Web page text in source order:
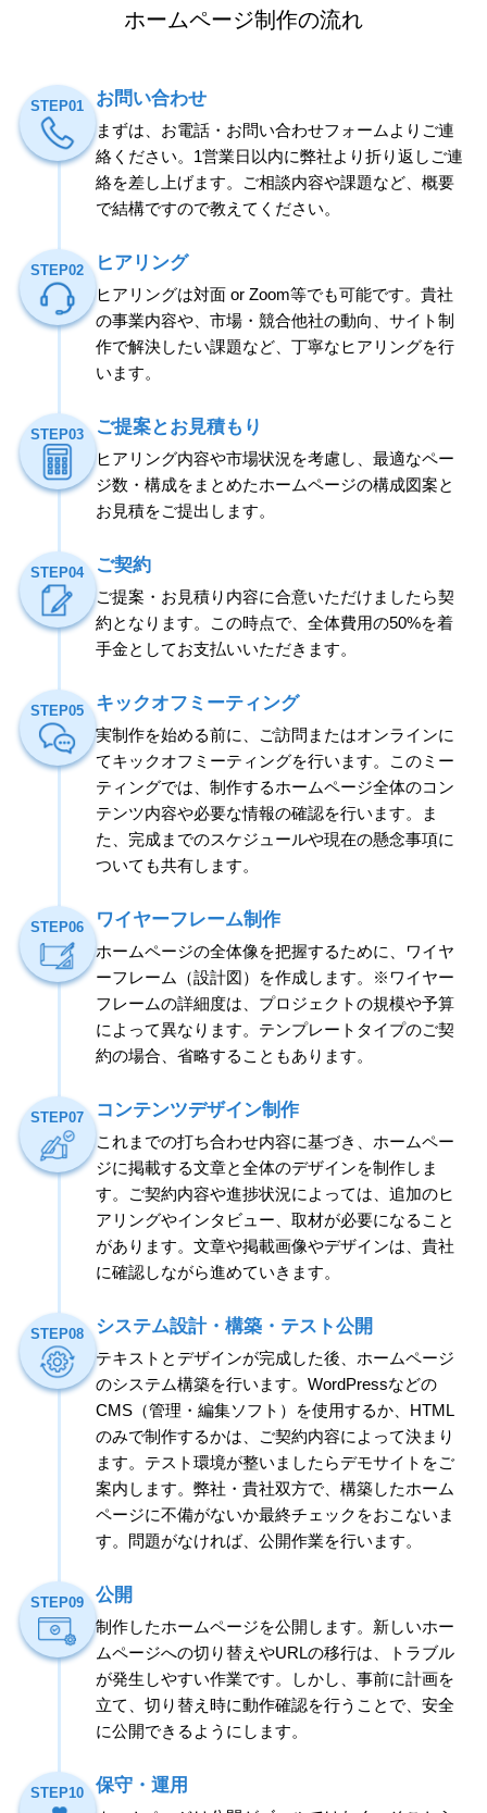
ホームページ制作の流れ
STEP01 お問い合わせ
まずは、お電話・お問い合わせフォームよりご連
絡ください。1営業日以内に弊社より折り返しご連
絡を差し上げます。ご相談内容や課題など、概要
で結構ですので教えてください。
STEP02 ヒアリング
ヒアリングは対面 or Zoom等でも可能です。貴社
の事業内容や、市場・競合他社の動向、サイト制
作で解決したい課題など、丁寧なヒアリングを行
います。
STEP03 ご提案とお見積もり
ヒアリング内容や市場状況を考慮し、最適なペー
ジ数・構成をまとめたホームページの構成図案と
お見積をご提出します。
STEP04 ご契約
ご提案・お見積り内容に合意いただけましたら契
約となります。この時点で、全体費用の50%を着
手金としてお支払いいただきます。
STEP05 キックオフミーティング
実制作を始める前に、ご訪問またはオンラインに
てキックオフミーティングを行います。このミー
ティングでは、制作するホームページ全体のコン
テンツ内容や必要な情報の確認を行います。ま
た、完成までのスケジュールや現在の懸念事項に
ついても共有します。
STEP06 ワイヤーフレーム制作
ホームページの全体像を把握するために、ワイヤ
ーフレーム（設計図）を作成します。※ワイヤー
フレームの詳細度は、プロジェクトの規模や予算
によって異なります。テンプレートタイプのご契
約の場合、省略することもあります。
STEP07 コンテンツデザイン制作
これまでの打ち合わせ内容に基づき、ホームペー
ジに掲載する文章と全体のデザインを制作しま
す。ご契約内容や進捗状況によっては、追加のヒ
アリングやインタビュー、取材が必要になること
があります。文章や掲載画像やデザインは、貴社
に確認しながら進めていきます。
STEP08 システム設計・構築・テスト公開
テキストとデザインが完成した後、ホームページ
のシステム構築を行います。WordPressなどの
CMS（管理・編集ソフト）を使用するか、HTML
のみで制作するかは、ご契約内容によって決まり
ます。テスト環境が整いましたらデモサイトをご
案内します。弊社・貴社双方で、構築したホーム
ページに不備がないか最終チェックをおこないま
す。問題がなければ、公開作業を行います。
STEP09 公開
制作したホームページを公開します。新しいホー
ムページへの切り替えやURLの移行は、トラブル
が発生しやすい作業です。しかし、事前に計画を
立て、切り替え時に動作確認を行うことで、安全
に公開できるようにします。
STEP10 保守・運用